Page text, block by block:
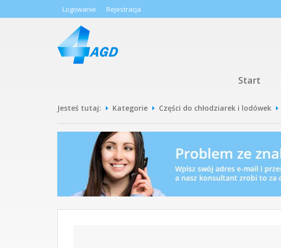
Logowanie Rejestracja
Start
Jesteś tutaj: Kategorie Części do chłodziarek i lodówek